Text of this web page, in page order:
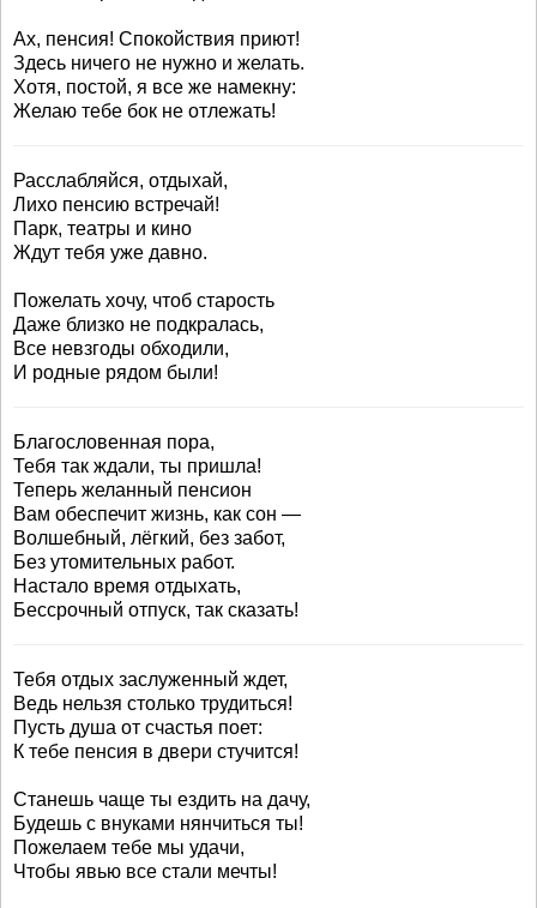
Ах, пенсия! Спокойствия приют!
Здесь ничего не нужно и желать.
Хотя, постой, я все же намекну:
Желаю тебе бок не отлежать!
Расслабляйся, отдыхай,
Лихо пенсию встречай!
Парк, театры и кино
Ждут тебя уже давно.
Пожелать хочу, чтоб старость
Даже близко не подкралась,
Все невзгоды обходили,
И родные рядом были!
Благословенная пора,
Тебя так ждали, ты пришла!
Теперь желанный пенсион
Вам обеспечит жизнь, как сон —
Волшебный, лёгкий, без забот,
Без утомительных работ.
Настало время отдыхать,
Бессрочный отпуск, так сказать!
Тебя отдых заслуженный ждет,
Ведь нельзя столько трудиться!
Пусть душа от счастья поет:
К тебе пенсия в двери стучится!
Станешь чаще ты ездить на дачу,
Будешь с внуками нянчиться ты!
Пожелаем тебе мы удачи,
Чтобы явью все стали мечты!